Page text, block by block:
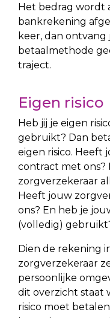
Het bedrag wordt
bankrekening
keer, dan
betaalmethode
traject.
Eigen risico
Heb jij je eigen
gebruikt? Dan
eigen risico. Heeft
contract met ons?
zorgverzekeraar
Heeft jouw
ons? En heb je
(volledig)
Dien de rekening
zorgverzekeraar
persoonlijke
dit overzicht staat
risico moet